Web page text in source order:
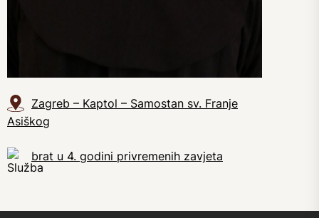
Zagreb – Kaptol – Samostan sv. Franje
Asiškog
brat u 4. godini privremenih zavjeta